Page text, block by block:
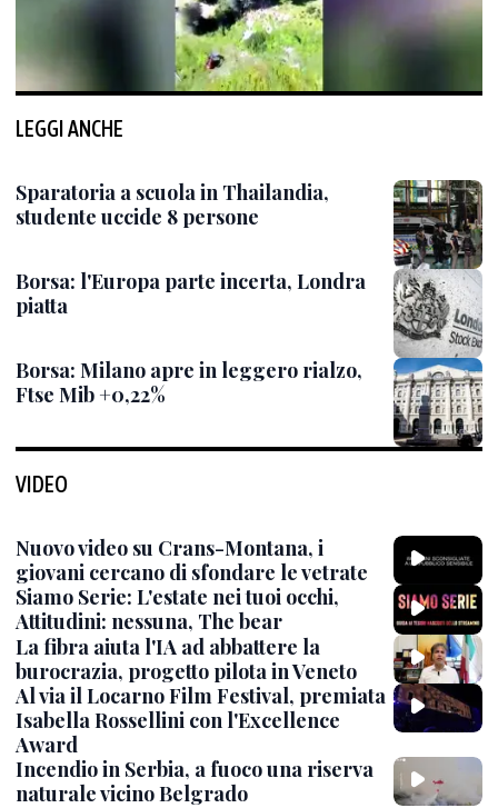
LEGGI ANCHE
Sparatoria a scuola in Thailandia,
studente uccide 8 persone
Borsa: l'Europa parte incerta, Londra
piatta
Borsa: Milano apre in leggero rialzo,
Ftse Mib +0,22%
VIDEO
Nuovo video su Crans-Montana, i
giovani cercano di sfondare le vetrate
Siamo Serie: L'estate nei tuoi occhi,
Attitudini: nessuna, The bear
La fibra aiuta l'IA ad abbattere la
burocrazia, progetto pilota in Veneto
Al via il Locarno Film Festival, premiata
Isabella Rossellini con l'Excellence
Award
Incendio in Serbia, a fuoco una riserva
naturale vicino Belgrado